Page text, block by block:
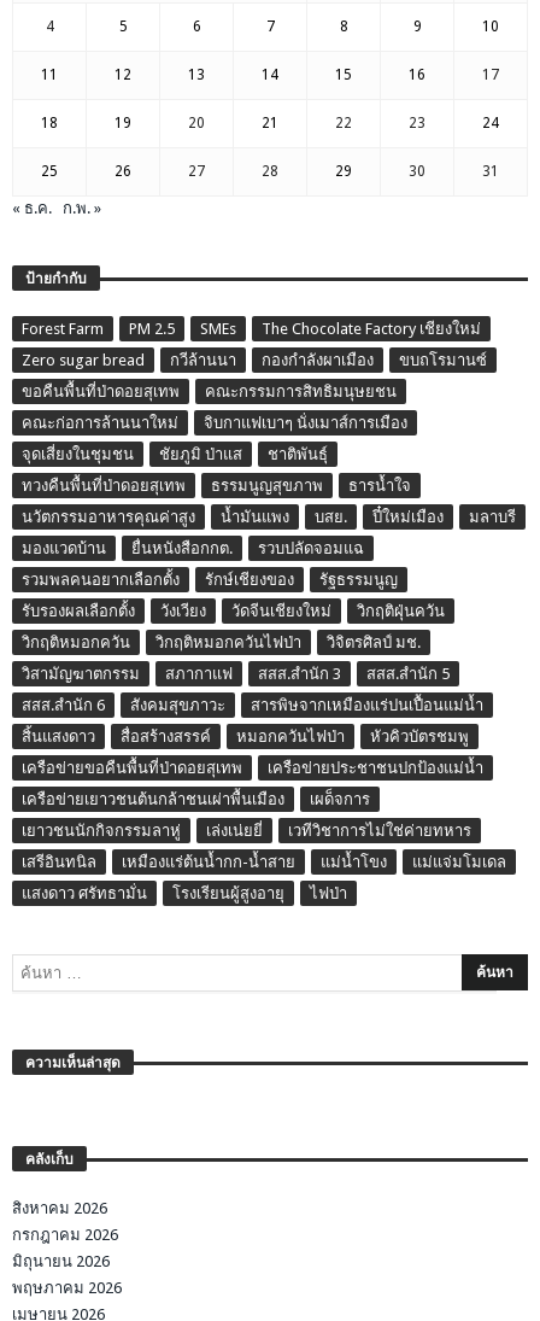
4 5 6 7 8 9 10
11 12 13 14 15 16 17
18 19 20 21 22 23 24
25 26 27 28 29 30 31
« ธ.ค. ก.พ. »
ป้ายกำกับ
Forest Farm PM 2.5 SMEs
The Chocolate Factory เชียงใหม่
Zero sugar bread
กวีล้านนา กองกำลังผาเมือง
ขบถโรมานซ์
ขอคืนพื้นที่ป่าดอยสุเทพ
คณะกรรมการสิทธิมนุษยชน
คณะก่อการล้านนาใหม่
จิบกาแฟเบาๆ นั่งเมาส์การเมือง
จุดเสี่ยงในชุมชน
ชัยภูมิ ป่าแส
ชาติพันธุ์
ทวงคืนพื้นที่ป่าดอยสุเทพ
ธรรมนูญสุขภาพ
ธารน้ำใจ
นวัตกรรมอาหารคุณค่าสูง
น้ำมันแพง บสย. ปี๋ใหม่เมือง
มลาบรี
มองแวดบ้าน
ยื่นหนังสือกกต.
รวบปลัดจอมแฉ
รวมพลคนอยากเลือกตั้ง
รักษ์เชียงของ
รัฐธรรมนูญ
รับรองผลเลือกตั้ง
วังเวียง วัดจีนเชียงใหม่
วิกฤติฝุ่นควัน
วิกฤติหมอกควัน
วิกฤติหมอกควันไฟป่า
วิจิตรศิลป์ มช.
วิสามัญฆาตกรรม
สภากาแฟ สสส.สำนัก 3
สสส.สำนัก 5
สสส.สำนัก 6
สังคมสุขภาวะ
สารพิษจากเหมืองแร่ปนเปื้อนแม่น้ำ
สิ้นแสงดาว
สื่อสร้างสรรค์ หมอกควันไฟป่า
หัวคิวบัตรชมพู
เครือข่ายขอคืนพื้นที่ป่าดอยสุเทพ
เครือข่ายประชาชนปกป้องแม่น้ำ
เครือข่ายเยาวชนต้นกล้าชนเผ่าพื้นเมือง
เผด็จการ
เยาวชนนักกิจกรรมลาหู่
เล่งเน่ยยี่
เวทีวิชาการไม่ใช่ค่ายทหาร
เสรีอินทนิล
เหมืองแร่ต้นน้ำกก-น้ำสาย แม่น้ำโขง
แม่แจ่มโมเดล
แสงดาว ศรัทธามั่น
โรงเรียนผู้สูงอายุ ไฟป่า
ความเห็นล่าสุด
คลังเก็บ
สิงหาคม 2026
กรกฎาคม 2026
มิถุนายน 2026
พฤษภาคม 2026
เมษายน 2026